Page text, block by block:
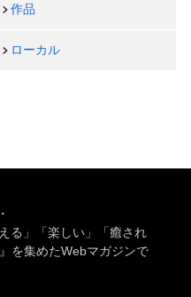
作品
ローカル
る」「楽しい」「癒され
を集めたWebマガジンで